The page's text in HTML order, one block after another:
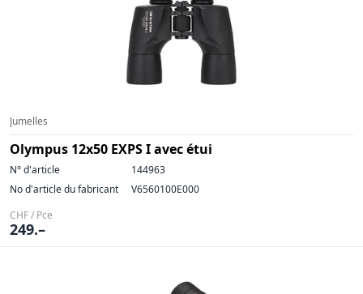
Jumelles
Olympus 12x50 EXPS I avec étui
N° d'article
144963
No d'article du fabricant
V6560100E000
CHF / Pce
249.–